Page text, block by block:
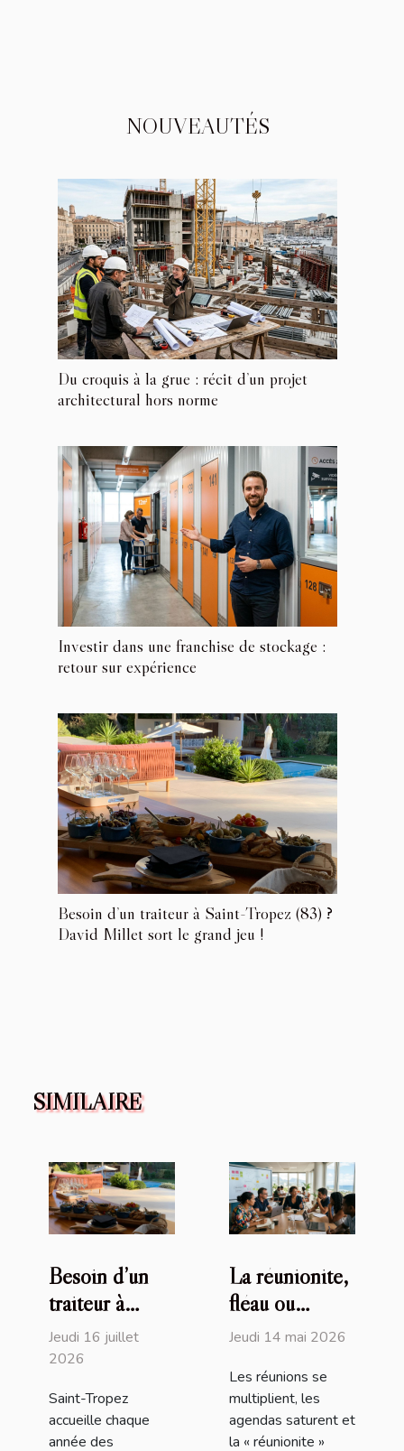
NOUVEAUTÉS
Du croquis à la grue : récit d’un projet
architectural hors norme
Investir dans une franchise de stockage :
retour sur expérience
Besoin d’un traiteur à Saint-Tropez (83) ?
David Millet sort le grand jeu !
SIMILAIRE
Besoin d’un
traiteur à
Saint-Tropez
(83) ? David
grand jeu !
Jeudi 16 juillet
2026
Saint-Tropez
accueille chaque
année des
La réunionite,
fléau ou
opportunité
leadership
moderne
Jeudi 14 mai 2026
Les réunions se
multiplient, les
agendas saturent et
la « réunionite »